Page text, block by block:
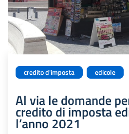
credito d'imposta edicole
Al via le domande
credito di imposta
l’anno 2021